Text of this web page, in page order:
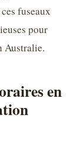
fuseaux
pour
Australie.
en